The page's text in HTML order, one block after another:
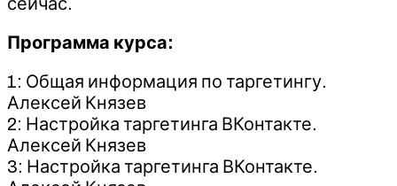
Программа курса:
1: Общая информация по таргетингу.
Алексей Князев
2: Настройка таргетинга ВКонтакте.
Алексей Князев
3: Настройка таргетинга ВКонтакте.